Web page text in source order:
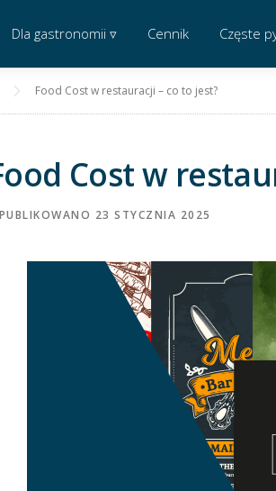
Dla gastronomii ▿ Cennik Częste
Food Cost w restauracji – co to jest?
Cost w
23 STYCZNIA 2025